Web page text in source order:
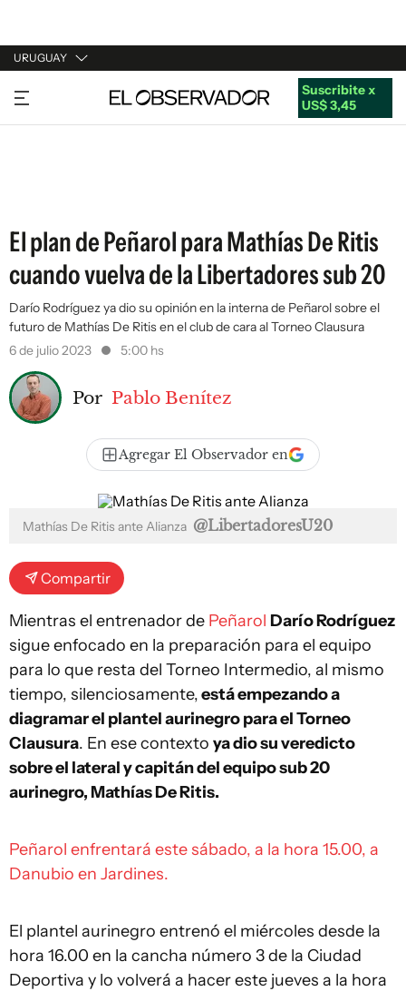
URUGUAY
URUGUAY
ARGENTINA
Suscribite x
US$ 3,45
El plan de Peñarol para Mathías De Ritis
cuando vuelva de la Libertadores sub 20
Darío Rodríguez ya dio su opinión en la interna de Peñarol sobre el
futuro de Mathías De Ritis en el club de cara al Torneo Clausura
6 de julio 2023
5:00 hs
Por Pablo Benítez
Agregar El Observador en
Mathías De Ritis ante Alianza @LibertadoresU20
Compartir
Mientras el entrenador de Peñarol Darío Rodríguez
sigue enfocado en la preparación para el equipo
para lo que resta del Torneo Intermedio, al mismo
tiempo, silenciosamente,está empezando a
diagramar el plantel aurinegro para el Torneo
Clausura. En ese contexto ya dio su veredicto
sobre el lateral y capitán del equipo sub 20
aurinegro, Mathías De Ritis.
Peñarol enfrentará este sábado, a la hora 15.00, a
Danubio en Jardines.
El plantel aurinegro entrenó el miércoles desde la
hora 16.00 en la cancha número 3 de la Ciudad
Deportiva y lo volverá a hacer este jueves a la hora